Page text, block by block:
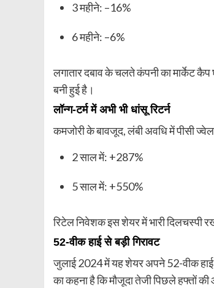
3 महीने: –16%
6 महीने: –6%
लगातार दबाव के चलते कंपनी का मार्केट
बनी हुई है।
लॉन्ग-टर्म में अभी भी धांसू रिटर्न
कमजोरी के बावजूद, लंबी अवधि में पीसी
2 साल में: +287%
5 साल में: +550%
रिटेल निवेशक इस शेयर में भारी दिलचस्पी
52-वीक हाई से बड़ी गिरावट
जुलाई 2024 में यह शेयर अपने 52-वीक
का कहना है कि मौजूदा तेजी पिछले हफ्तों